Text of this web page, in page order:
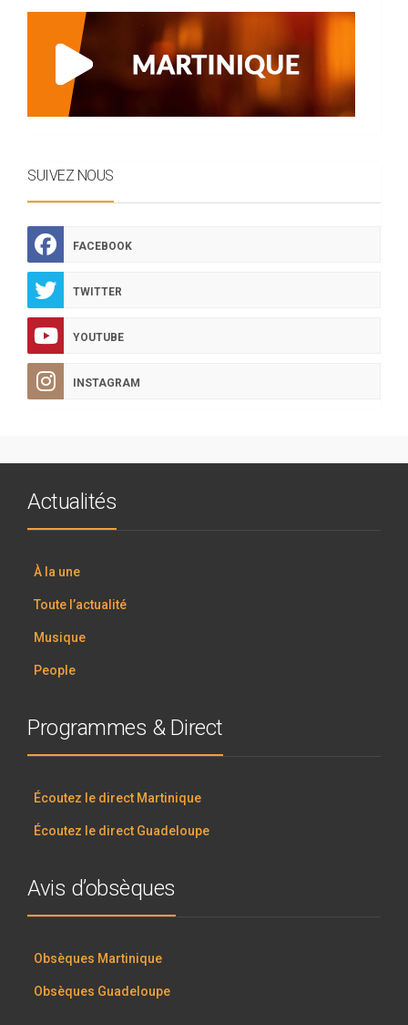
SUIVEZ NOUS
FACEBOOK
TWITTER
YOUTUBE
INSTAGRAM
Actualités
À la une
Toute l’actualité
Musique
People
Programmes & Direct
Écoutez le direct Martinique
Écoutez le direct Guadeloupe
Avis d’obsèques
Obsèques Martinique
Obsèques Guadeloupe